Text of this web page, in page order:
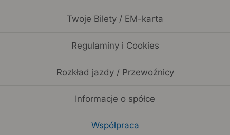
Twoje Bilety / EM-karta
Regulaminy i Cookies
Rozkład jazdy / Przewoźnicy
Informacje o spółce
Współpraca